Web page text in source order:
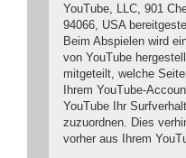
YouTube, LLC, 901
94066, USA
Beim Abspielen wird
von YouTube
mitgeteilt, welche
Ihrem YouTube-
YouTube Ihr
zuzuordnen. Dies
vorher aus Ihrem